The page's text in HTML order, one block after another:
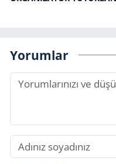
Yorumlar